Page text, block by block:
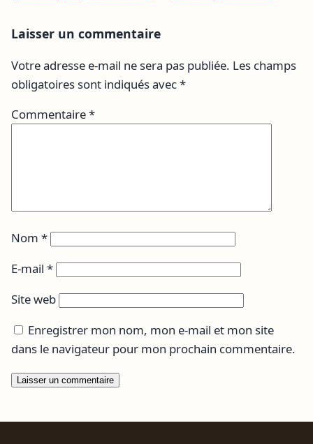
Laisser un commentaire
Votre adresse e-mail ne sera pas publiée. Les champs
obligatoires sont indiqués avec*
Commentaire*
Nom *
E-mail *
Site web
Enregistrer mon nom, mon e-mail et mon site
dans le navigateur pour mon prochain commentaire.